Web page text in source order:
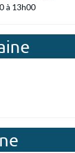
à 13h00